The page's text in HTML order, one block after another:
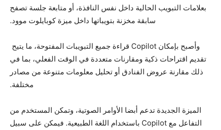
بعلامات التبويب الحالية داخل نفس النافذة، أو متابعة جلسة تصفح
سابقة مخزنة بتويباتها داخل ميزة كوبايلوت موود.
وأصبح بإمكان Copilot قراءة جميع التبويبات المفتوحة، ما يتيح
تقديم اقتراحات ذكية ومقارنات متعددة في الوقت الفعلي، بما في
ذلك مقارنة عروض الفنادق أو تحليل معلومات متنوعة من مصادر
مختلفة.
الميزة الجديدة تدعم أبضا الأوامر الصوتية، وتمكن المستخدم من
التفاعل مع Copilot باستخدام اللغة الطبيعية. فيمكن على سبيل